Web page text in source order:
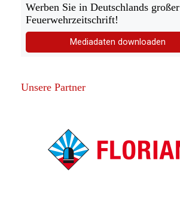
Werben Sie in Deutschlands großer
Feuerwehrzeitschrift!
Mediadaten downloaden
Unsere Partner